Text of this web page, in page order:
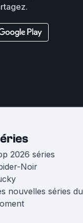
2026 séries
Noir
nouvelles séries du